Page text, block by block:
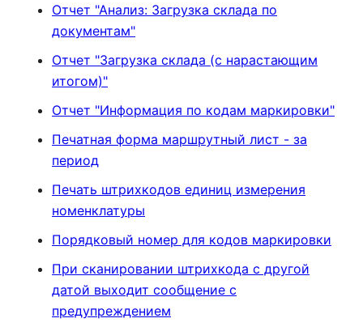
Отчет "Анализ: Загрузка склада по
документам"
Отчет "Загрузка склада (с нарастающим
итогом)"
Отчет "Информация по кодам маркировки"
Печатная форма маршрутный лист - за
период
Печать штрихкодов единиц измерения
номенклатуры
Порядковый номер для кодов маркировки
При сканировании штрихкода с другой
датой выходит сообщение с
предупреждением